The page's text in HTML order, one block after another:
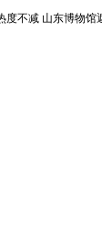
度不减 山东博物馆